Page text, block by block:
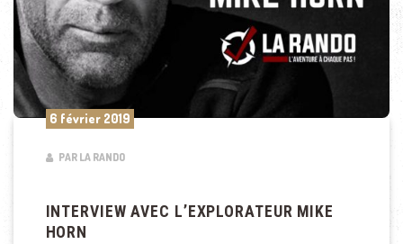
6 février 2019
PAR LA RANDO
INTERVIEW AVEC L’EXPLORATEUR MIKE
HORN